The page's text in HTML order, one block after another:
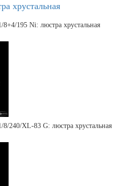
хрустальная
195 Ni: люстра хрустальная
240/XL-83 G: люстра хрустальная